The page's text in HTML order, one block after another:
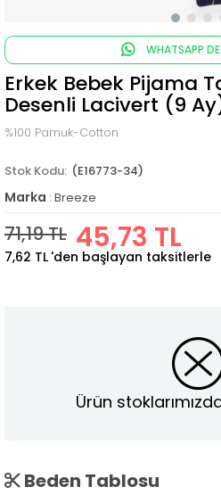
WHATSAPP
Erkek Bebek Pijama
Desenli Lacivert (9
%100 Pamuk-Cotton
(E16773-34)
Marka : Breeze
71,19 TL 45,73 TL
7,62 TL 'den başlayan taksitlerle
Ürün
Beden Tablosu